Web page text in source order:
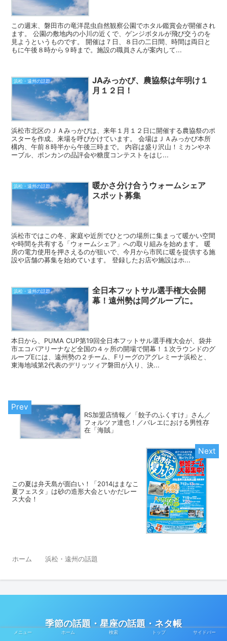
この週末、磐田市の竜洋昆虫自然観察公園でホタル鑑賞会が開催され
ます。 公園の敷地内の小川の近くで、ゲンジボタルが飛び交うのを
見ようというものです。 開催は７日、８日の二日間、時間は両日と
もに午後８時から９時まで。施設の職員さんが案内して...
浜松・遠州の話題
JAみっかび、農協祭は年明け１
月１２日！
浜松市北区のＪＡみっかびは、来年１月１２日に開催する農協祭のポ
スターを作成、来場を呼びかけています。 会場はＪＡみっかび本所
構内、午前８時半から午後三時まで。 内容は盛り沢山！ミカンやネ
ーブル、ポンカンの品評会や糖度コンテストをはじ...
浜松・遠州の話題
暖かさ分け合うウォームシェア
スポット募集
浜松市ではこの冬、家庭や近所でひとつの場所に集まって暖かい空間
や時間を共有する「ウォームシェア」への取り組みを始めます。 暖
房の電力使用を押さえるのが狙いで、今月から市民に暖を提供する施
設や店舗の募集を始めています。 登録したお店や施設はホ...
浜松・遠州の話題
全日本フットサル選手権大会開
幕！遠州勢は同グループに。
本日から、PUMA CUP第19回全日本フットサル選手権大会が、袋井
市エコパアリーナなど全国の４ヶ所の開場で開幕！１次ラウンドのグ
ループEには、遠州勢の２チーム、Fリーグのアグレミーナ浜松と、
東海地域第2代表のデリッツィア磐田が入り、決...
RS加盟店情報／「餃子のふくすけ」さん／
フォルツァ達也！／バレエにおける男性存
在「海賊」
この夏は弁天島が面白い！「2014はまなこ
夏フェスタ」は砂の造形大会といかだレー
ス大会！
ホーム 浜松・遠州の話題
季節の話題・星座の話題・ネタ帳
メニュー ホーム 検索 トップ サイドバー